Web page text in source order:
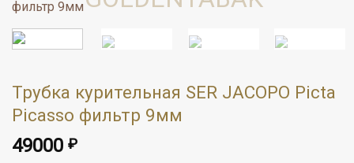
Трубка курительная SER JACOPO Picta
Picasso фильтр 9мм
49000 ₽